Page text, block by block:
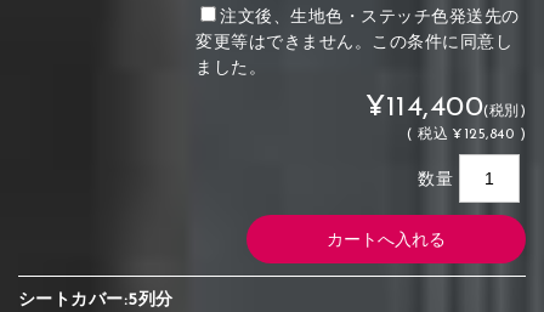
注文後、生地色・ステッチ色発送先の
変更等はできません。この条件に同意し
ました。
¥114,400(税別)
(税込 ¥125,840 )
数量
シートカバー:5列分